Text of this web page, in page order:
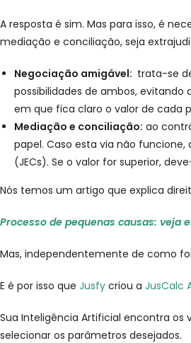
A resposta é sim. Mas para isso, é
mediação e conciliação, seja
Negociação amigável: trata-se
possibilidades de ambos,
em que fica claro o valor de cada
Mediação e conciliação: ao
papel. Caso esta via não
(JECs). Se o valor for superior,
Nós temos um artigo que explica
Processo de pequenas causas: veja
Mas, independentemente de como
E é por isso que Jusfy criou a JusCalc
Sua Inteligência Artificial encontra
selecionar os parâmetros desejados.